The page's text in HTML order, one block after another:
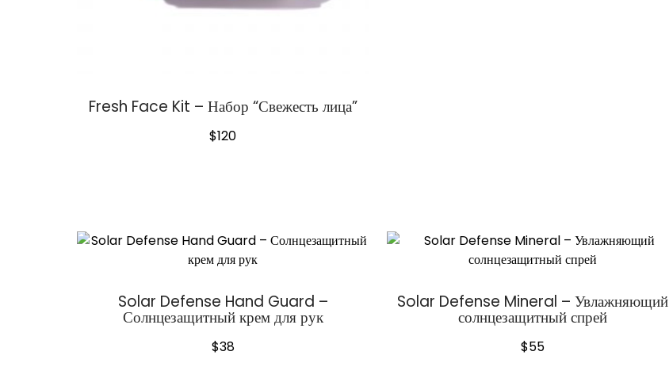
Fresh Face Kit – Набор “Свежесть лица”
$120
Solar Defense Hand Guard –
Солнцезащитный крем для рук
$38
Solar Defense Mineral – Увлажняющий
солнцезащитный спрей
$55